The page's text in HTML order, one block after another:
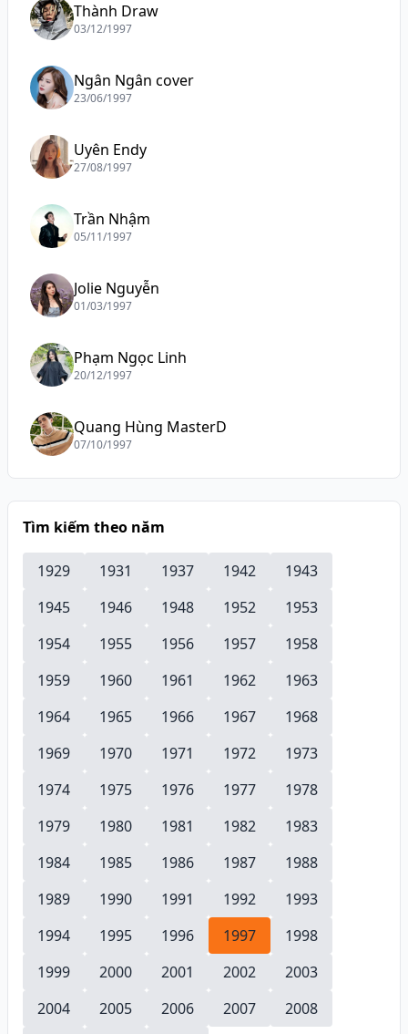
Thành Draw
03/12/1997
Ngân Ngân cover
23/06/1997
Uyên Endy
27/08/1997
Trần Nhậm
05/11/1997
Jolie Nguyễn
01/03/1997
Phạm Ngọc Linh
20/12/1997
Quang Hùng MasterD
07/10/1997
Tìm kiếm theo năm
1929 1931 1937 1942
1943
1945
1946 1948 1952
1953
1954
1955 1956 1957
1958
1959
1960 1961 1962
1963
1964
1965 1966 1967
1968
1969
1970 1971 1972
1973
1974
1975 1976 1977
1978
1979
1980 1981 1982
1983
1984
1985 1986 1987
1988
1989
1990 1991 1992
1993
1994
1995 1996 1997
1998
1999
2000 2001 2002
2003
2004
2005 2006 2007
2008